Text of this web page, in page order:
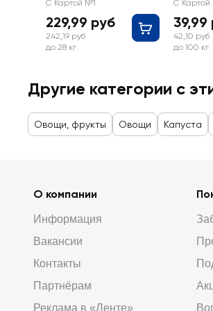
С Картой №1
229,99 руб
242,19 руб
до 28 кг
С Картой
39,99
42,10 руб
до 100 кг
Другие категории с
Овощи, фрукты Овощи Капуста
О компании
Информация
Вакансии
Контакты
Партнёрам
Реклама в «Ленте»